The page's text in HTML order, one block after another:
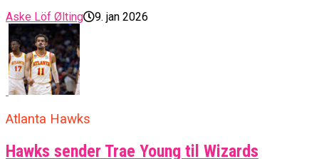
Aske Löf Ølting
9. jan 2026
Atlanta Hawks
Hawks sender Trae Young til Wizards